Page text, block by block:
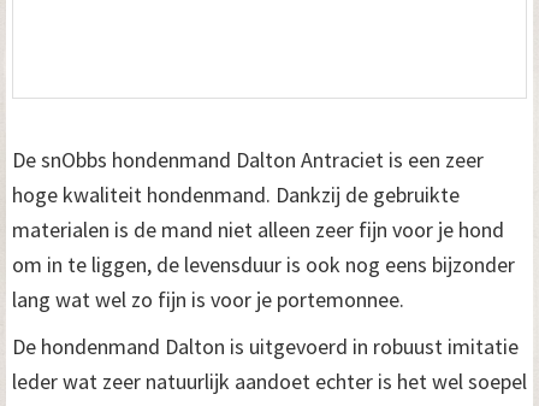
De snObbs hondenmand Dalton Antraciet is een zeer
hoge kwaliteit hondenmand. Dankzij de gebruikte
materialen is de mand niet alleen zeer fijn voor je hond
om in te liggen, de levensduur is ook nog eens bijzonder
lang wat wel zo fijn is voor je portemonnee.
De hondenmand Dalton is uitgevoerd in robuust imitatie
leder wat zeer natuurlijk aandoet echter is het wel soepel